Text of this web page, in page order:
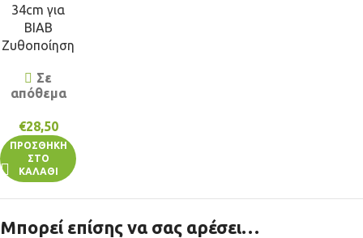
34cm για
BIAB
Ζυθοποίηση
Σε
απόθεμα
€28,50
ΠΡΟΣΘΉΚΗ
ΣΤΟ
ΚΑΛΆΘΙ
Μπορεί επίσης να σας αρέσει…